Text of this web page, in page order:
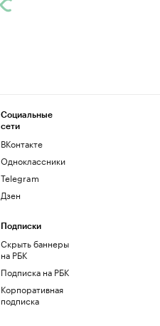
Социальные
сети
ВКонтакте
Одноклассники
Telegram
Дзен
Подписки
Скрыть баннеры
на РБК
Подписка на РБК
Корпоративная
подписка